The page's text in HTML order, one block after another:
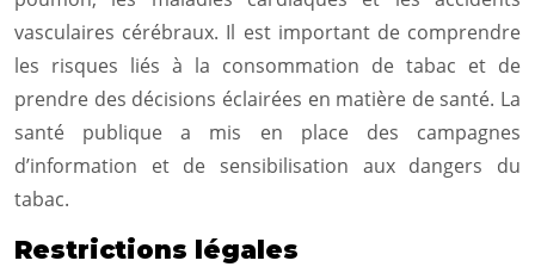
vasculaires cérébraux. Il est important de comprendre
les risques liés à la consommation de tabac et de
prendre des décisions éclairées en matière de santé. La
santé publique a mis en place des campagnes
d’information et de sensibilisation aux dangers du
tabac.
Restrictions légales